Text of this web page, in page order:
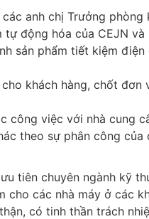
anh chị Trưởng
động hóa của CEJN và
sản phẩm tiết kiệm
khách hàng, chốt
công việc với nhà cung
theo sự phân công của
tiên chuyên ngành kỹ
cho các nhà máy ở các
có tinh thần trách